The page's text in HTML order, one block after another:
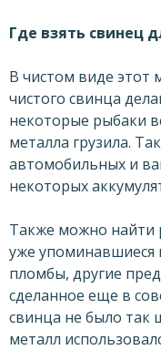
Где взять свинец
В чистом виде этот
чистого свинца
некоторые рыбаки
металла грузила.
автомобильных и
некоторых
Также можно найти
уже упоминавшиеся
пломбы, другие
сделанное еще в
свинца не было так
металл